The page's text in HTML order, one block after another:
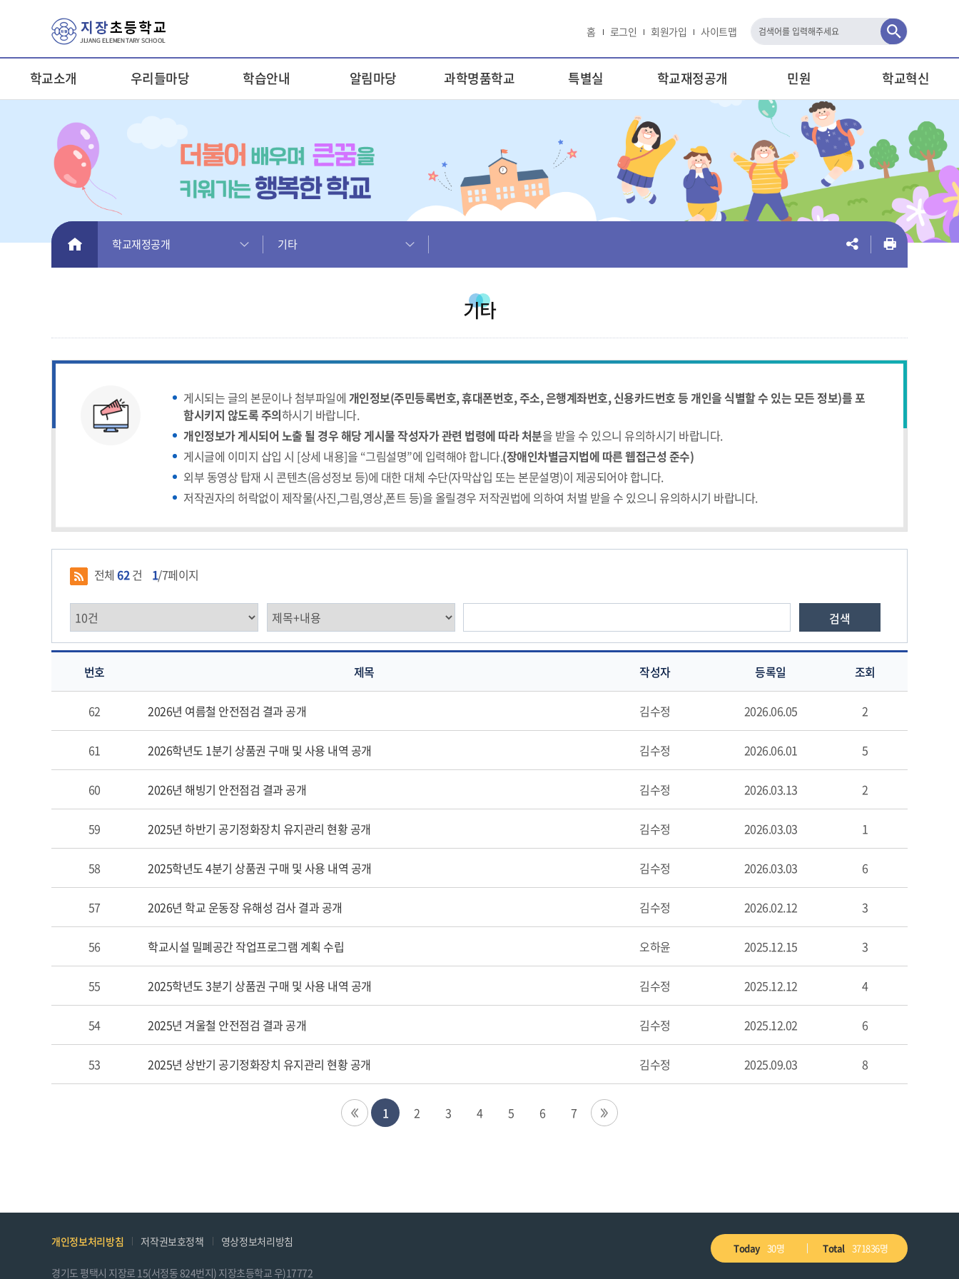
홈 로그인 회원가입 사이트맵
검
색
학교소개 우리들마당 학습안내 알림마당 과학명품학교 특별실 학교재정공개 민원 학교혁신
HOME 학교재정공개 기타
기타
게시되는 글의 본문이나 첨부파일에 개인정보(주민등록번호, 휴대폰번호, 주소, 은행계좌번호, 신용카드번호 등 개인을 식별할 수 있는 모든 정보)를 포
함시키지 않도록 주의하시기 바랍니다.
개인정보가 게시되어 노출 될 경우 해당 게시물 작성자가 관련 법령에 따라 처분을 받을 수 있으니 유의하시기 바랍니다.
게시글에 이미지 삽입 시 [상세 내용]을 “그림설명”에 입력해야 합니다.(장애인차별금지법에 따른 웹접근성 준수)
외부 동영상 탑재 시 콘텐츠(음성정보 등)에 대한 대체 수단(자막삽입 또는 본문설명)이 제공되어야 합니다.
저작권자의 허락없이 제작물(사진,그림,영상,폰트 등)을 올릴경우 저작권법에 의하여 처벌 받을 수 있으니 유의하시기 바랍니다.
전체 62건 1/7페이지
검색
의
시
목,
성
등
수
보
번호 제목 작성자 등록일 조회
62 2026년 여름철 안전점검 결과 공개 김수정 2026.06.05 2
61 2026학년도 1분기 상품권 구매 및 사용 내역 공개 김수정 2026.06.01 5
60 2026년 해빙기 안전점검 결과 공개 김수정 2026.03.13 2
59 2025년 하반기 공기정화장치 유지관리 현황 공개 김수정 2026.03.03 1
58 2025학년도 4분기 상품권 구매 및 사용 내역 공개 김수정 2026.03.03 6
57 2026년 학교 운동장 유해성 검사 결과 공개 김수정 2026.02.12 3
56 학교시설 밀폐공간 작업프로그램 계획 수립 오하윤 2025.12.15 3
55 2025학년도 3분기 상품권 구매 및 사용 내역 공개 김수정 2025.12.12 4
54 2025년 겨울철 안전점검 결과 공개 김수정 2025.12.02 6
53 2025년 상반기 공기정화장치 유지관리 현황 공개 김수정 2025.09.03 8
1 2 3 4 5 6 7
개인정보처리방침 저작권보호정책 영상정보처리방침
경기도 평택시 지장로 15(서정동 824번지) 지장초등학교 우)17772
Today 30명 Total 371836명